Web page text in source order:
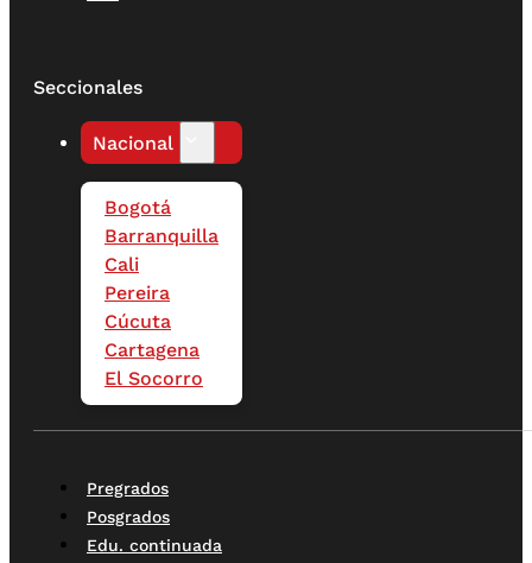
Seccionales
Nacional
Bogotá
Barranquilla
Cali
Pereira
Cúcuta
Cartagena
El Socorro
Pregrados
Posgrados
Edu. continuada